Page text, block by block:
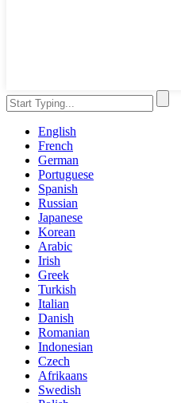
English
French
German
Portuguese
Spanish
Russian
Japanese
Korean
Arabic
Irish
Greek
Turkish
Italian
Danish
Romanian
Indonesian
Czech
Afrikaans
Swedish